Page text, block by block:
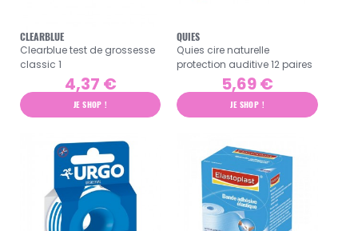
CLEARBLUE
Clearblue test de grossesse
classic 1
4,37 €
JE SHOP !
QUIES
Quies cire naturelle
protection auditive 12 paires
5,69 €
JE SHOP !